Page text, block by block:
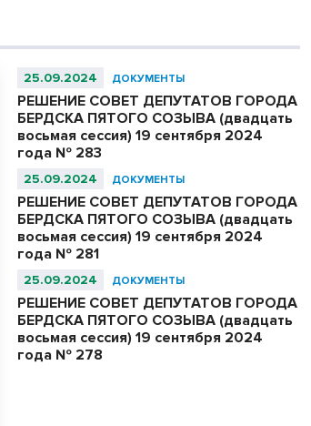
25.09.2024 ДОКУМЕНТЫ
РЕШЕНИЕ СОВЕТ ДЕПУТАТОВ ГОРОДА
БЕРДСКА ПЯТОГО СОЗЫВА (двадцать
восьмая сессия) 19 сентября 2024
года № 283
25.09.2024 ДОКУМЕНТЫ
РЕШЕНИЕ СОВЕТ ДЕПУТАТОВ ГОРОДА
БЕРДСКА ПЯТОГО СОЗЫВА (двадцать
восьмая сессия) 19 сентября 2024
года № 281
25.09.2024 ДОКУМЕНТЫ
РЕШЕНИЕ СОВЕТ ДЕПУТАТОВ ГОРОДА
БЕРДСКА ПЯТОГО СОЗЫВА (двадцать
восьмая сессия) 19 сентября 2024
года № 278